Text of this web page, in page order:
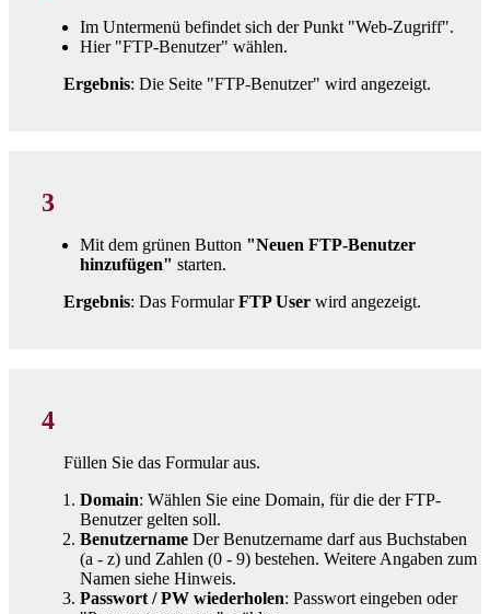
Im Untermenü befindet sich der Punkt "Web-Zugriff".
Hier "FTP-Benutzer" wählen.
Ergebnis: Die Seite "FTP-Benutzer" wird angezeigt.
3
Mit dem grünen Button "Neuen FTP-Benutzer
hinzufügen" starten.
Ergebnis: Das FormularFTP User wird angezeigt.
4
Füllen Sie das Formular aus.
Domain: Wählen Sie eine Domain, für die der FTP-
Benutzer gelten soll.
Benutzername Der Benutzername darf aus Buchstaben
(a - z) und Zahlen (0 - 9) bestehen. Weitere Angaben zum
Namen siehe Hinweis.
Passwort / PW wiederholen: Passwort eingeben oder